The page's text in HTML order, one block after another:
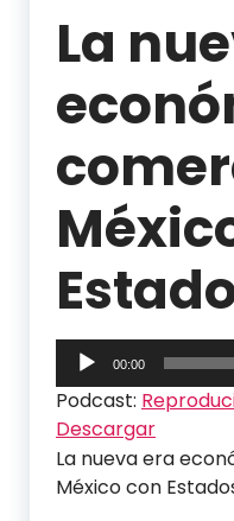
La
Reproductor
de
audio
00:00
Podcast:
Descargar
La nueva era
México con